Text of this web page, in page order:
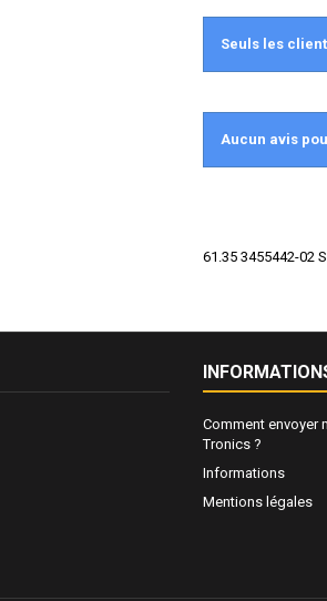
Seuls les
Aucun avis
61.35 3455442-02
Comment envoyer
Tronics ?
Informations
Mentions légales